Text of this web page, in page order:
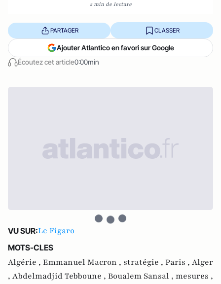
2 min de lecture
Écoutez cet article0:00min
PARTAGER CLASSER
Ajouter Atlantico en favori sur Google
VU SUR:Le Figaro
MOTS-CLES
Algérie , Emmanuel Macron , stratégie , Paris , Alger
, Abdelmadjid Tebboune , Boualem Sansal , mesures ,